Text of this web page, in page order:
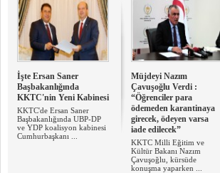
İşte Ersan Saner
Başbakanlığında
KKTC'nin Yeni Kabinesi
KKTC'de Ersan Saner
Başbakanlığında UBP-DP
ve YDP koalisyon kabinesi
Cumhurbaşkanı ...
Müjdeyi Nazım
Çavuşoğlu Verdi :
“Öğrenciler para
ödemeden karantinaya
girecek, ödeyen varsa
iade edilecek”
KKTC Milli Eğitim ve
Kültür Bakanı Nazım
Çavuşoğlu, kürsüde
konuşma yaparken ...